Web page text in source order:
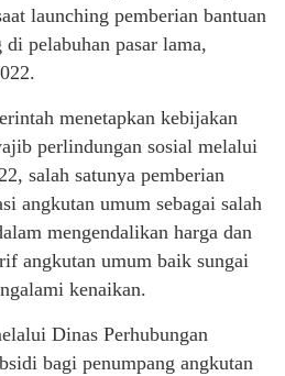
launching pemberian bantuan
pelabuhan pasar lama,
menetapkan kebijakan
perlindungan sosial melalui
salah satunya pemberian
angkutan umum sebagai salah
mengendalikan harga dan
angkutan umum baik sungai
kenaikan.
Dinas Perhubungan
bagi penumpang angkutan